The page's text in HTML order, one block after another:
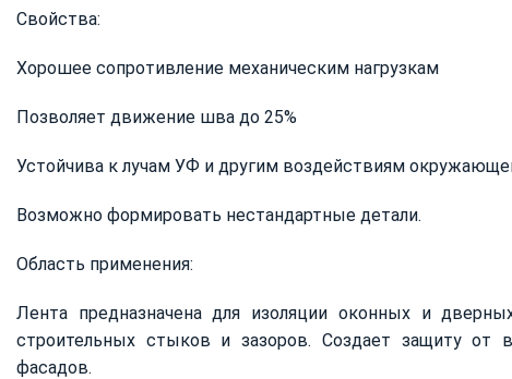
Свойства:
Хорошее сопротивление механическим нагрузкам
Позволяет движение шва до 25%
Устойчива к лучам УФ и другим воздействиям
Возможно формировать нестандартные детали.
Область применения:
Лента предназначена для изоляции оконных и
строительных стыков и зазоров. Создает защиту от
фасадов.